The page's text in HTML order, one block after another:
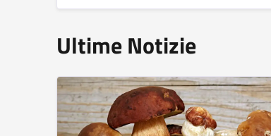
Ultime Notizie